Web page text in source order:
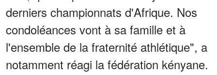
derniers championnats d'Afrique. Nos
condoléances vont à sa famille et à
l'ensemble de la fraternité athlétique", a
notamment réagi la fédération kényane.